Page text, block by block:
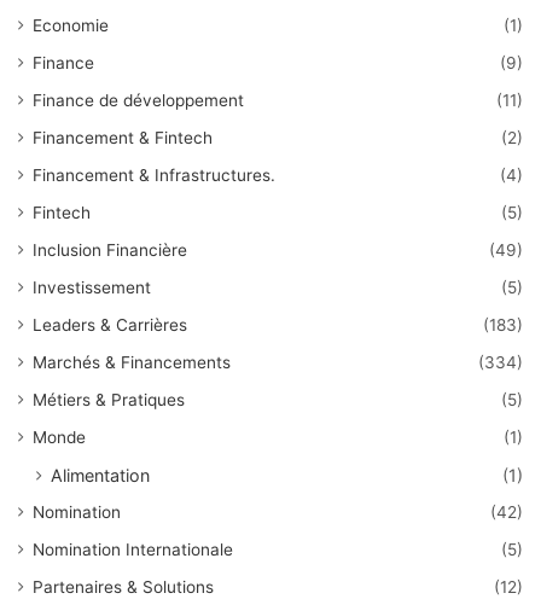
Economie
(1)
Finance
(9)
Finance de développement
(11)
Financement & Fintech
(2)
Financement & Infrastructures.
(4)
Fintech
(5)
Inclusion Financière
(49)
Investissement
(5)
Leaders & Carrières
(183)
Marchés & Financements
(334)
Métiers & Pratiques
(5)
Monde
(1)
Alimentation (1)
Nomination
(42)
Nomination Internationale
(5)
Partenaires & Solutions
(12)